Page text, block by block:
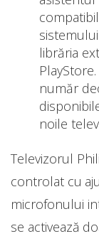
librăria
număr
noile
Televizorul
controlat cu
microfonului
se activează